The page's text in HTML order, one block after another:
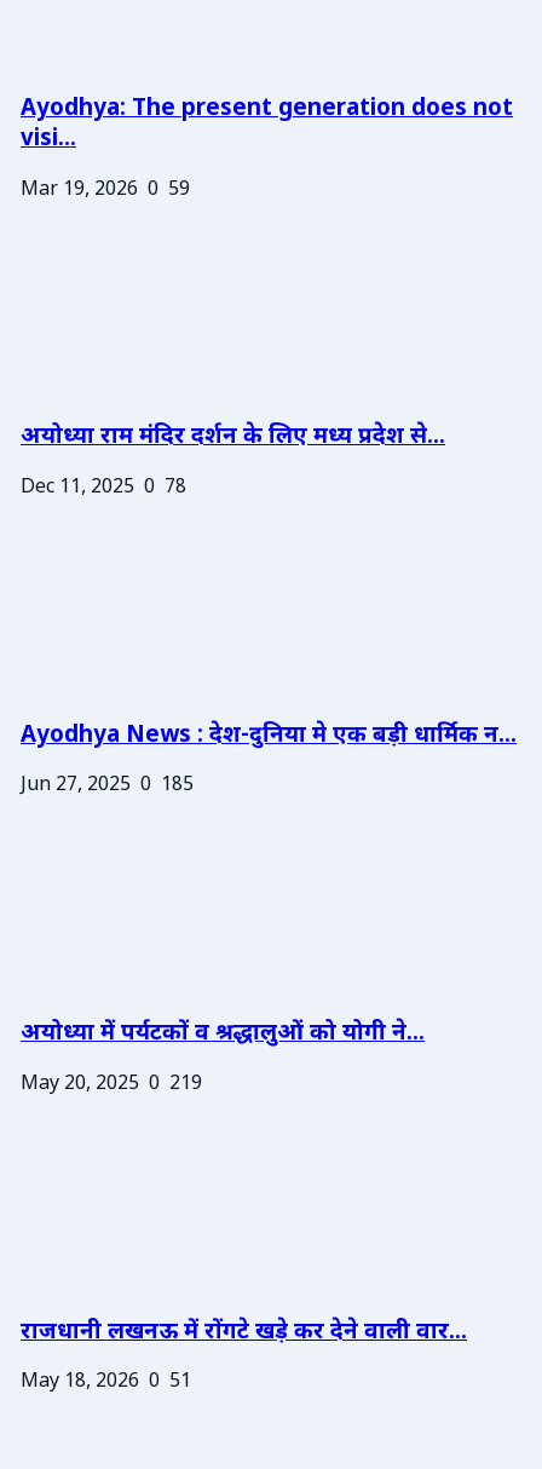
Ayodhya: The present generation does not
visi...
Mar 19, 2026 0 59
अयोध्या राम मंदिर दर्शन के लिए मध्य प्रदेश से...
Dec 11, 2025 0 78
Ayodhya News : देश-दुनिया मे एक बड़ी धार्मिक न...
Jun 27, 2025 0 185
अयोध्या में पर्यटकों व श्रद्धालुओं को योगी ने...
May 20, 2025 0 219
राजधानी लखनऊ में रोंगटे खड़े कर देने वाली वार...
May 18, 2026 0 51